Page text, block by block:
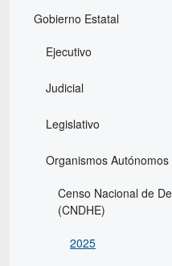
Gobierno Estatal
Ejecutivo
Judicial
Legislativo
Organismos Autónomos
Censo Nacional de
(CNDHE)
2025